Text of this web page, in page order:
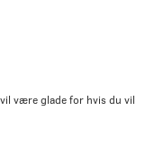
være glade for hvis du vil